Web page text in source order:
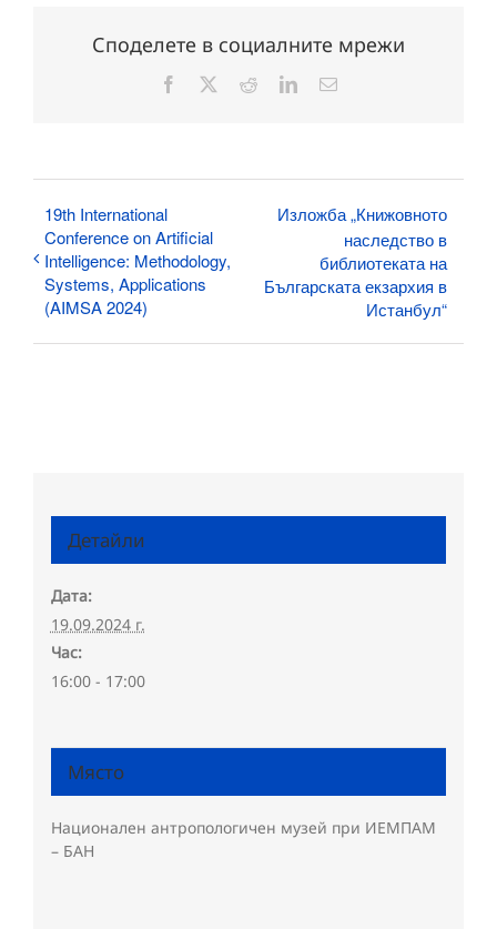
Споделете в социалните мрежи
Facebook RedditLinkedInЕлектронна
19th International
Conference on Artificial
Intelligence: Methodology,
Systems, Applications
(AIMSA 2024)
Изложба „Книжовното
наследство в
библиотеката на
Българската екзархия в
Истанбул“
Детайли
Дата:
19.09.2024 г.
Час:
16:00 - 17:00
Място
Национален антропологичен музей при ИЕМПАМ
– БАН